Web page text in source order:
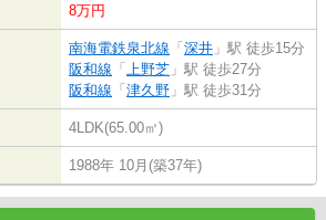
8万円
南海電鉄泉北線 「 深井 」駅 徒歩15分
阪和線 「 上野芝 」駅 徒歩27分
阪和線 「 津久野 」駅 徒歩31分
4LDK(65.00㎡)
1988年 10月(築37年)